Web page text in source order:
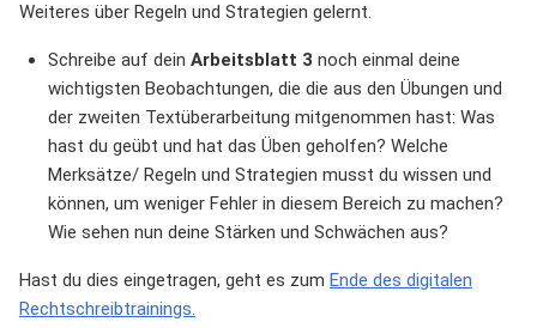
Weiteres über Regeln und Strategien gelernt.
Schreibe auf dein Arbeitsblatt 3 noch einmal deine
wichtigsten Beobachtungen, die die aus den Übungen und
der zweiten Textüberarbeitung mitgenommen hast: Was
hast du geübt und hat das Üben geholfen? Welche
Merksätze/ Regeln und Strategien musst du wissen und
können, um weniger Fehler in diesem Bereich zu machen?
Wie sehen nun deine Stärken und Schwächen aus?
Hast du dies eingetragen, geht es zum Ende des digitalen
Rechtschreibtrainings.